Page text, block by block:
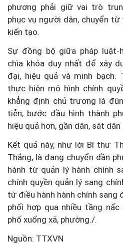
phương phải giữ vai trò
phục vụ người dân, chuyển
kiến tạo.
Sự đồng bộ giữa pháp
chìa khóa duy nhất để xây
đại, hiệu quả và minh
thực hiện mô hình chính
khẳng định chủ trương là
tiễn; bước đầu hình thành
hiệu quả hơn, gần dân, sát dân
Kết quả này, như lời Bí thư
Thắng, là đang chuyển dần
hành từ quản lý hành chính
chính quyền quản lý sang
từ điều hành hành chính sang
phối hợp qua nhiều tầng
phố xuống xã, phường./.
Nguồn: TTXVN